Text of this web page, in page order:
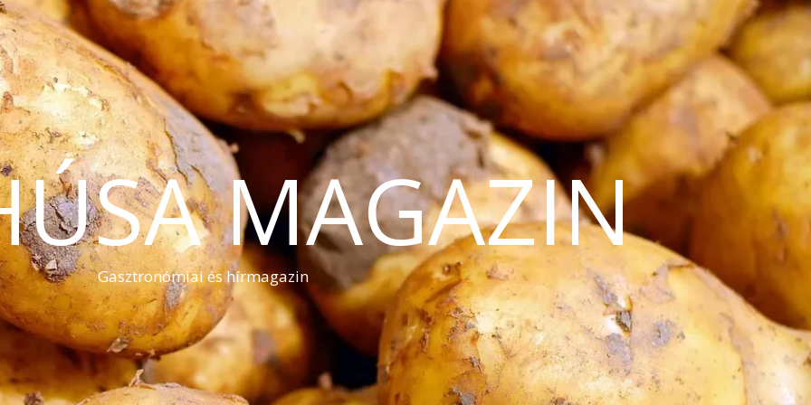
MAGAZIN
Gasztronómiai és hírmagazin